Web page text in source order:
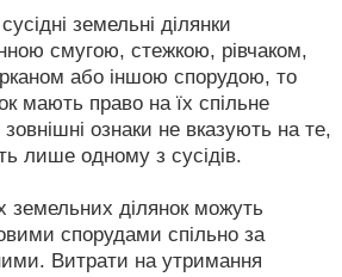
земельні ділянки
смугою, стежкою, рівчаком,
або іншою спорудою, то
мають право на їх спільне
ознаки не вказують на те,
лише одному з сусідів.
земельних ділянок можуть
спорудами спільно за
Витрати на утримання